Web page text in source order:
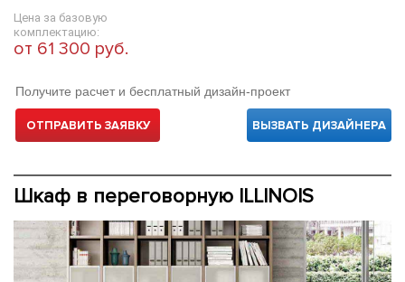
Цена за базовую
комплектацию:
от 61 300 руб.
Получите расчет и бесплатный дизайн-проект
ОТПРАВИТЬ ЗАЯВКУ ВЫЗВАТЬ ДИЗАЙНЕРА
Шкаф в переговорную ILLINOIS